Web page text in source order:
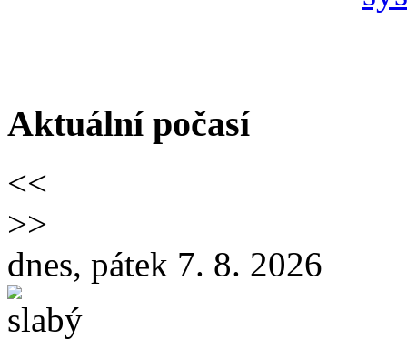
Aktuální počasí
<<
>>
dnes, pátek 7. 8. 2026